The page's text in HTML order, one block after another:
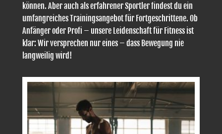
können. Aber auch als erfahrener Sportler findest du ein
umfangreiches Trainingsangebot für Fortgeschrittene. Ob
Anfänger oder Profi – unsere Leidenschaft für Fitness ist
klar: Wir versprechen nur eines – dass Bewegung nie
langweilig wird!